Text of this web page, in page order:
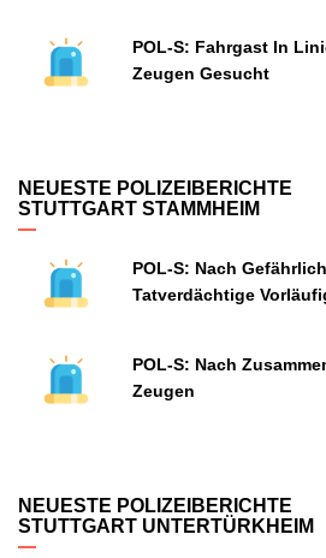
POL-S: Fahrgast In
Zeugen Gesucht
NEUESTE POLIZEIBERICHTE
STUTTGART STAMMHEIM
POL-S: Nach
Tatverdächtige
POL-S: Nach
Zeugen
NEUESTE POLIZEIBERICHTE
STUTTGART UNTERTÜRKHEIM